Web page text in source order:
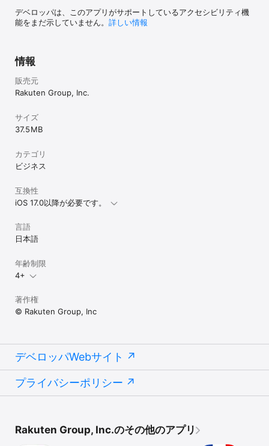
デベロッパは、このアプリがサポートしているアクセシビリティ機
能をまだ示していません。 詳しい情報
情報
販売元
Rakuten Group, Inc.
サイズ
37.5 MB
カテゴリ
ビジネス
互換性
iOS 17.0以降が必要です。
言語
日本語
年齢制限
4+
著作権
© Rakuten Group, Inc
デベロッパWebサイト
プライバシーポリシー
Rakuten Group, Inc.のその他のアプリ